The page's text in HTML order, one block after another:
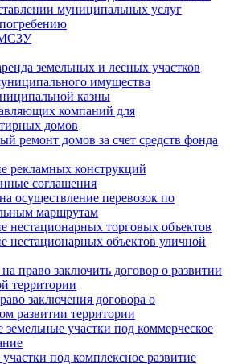
муниципальных услуг
земельных и лесных участков
имущества
казны
компаний для
домов
ремонт домов за счет средств фонда
рекламных конструкций
соглашения
осуществление перевозок по
маршрутам
нестационарных торговых объектов
нестационарных объектов уличной
право заключить договор о развитии
территории
заключения договора о
развитии территории
участки под коммерческое
под комплексное развитие